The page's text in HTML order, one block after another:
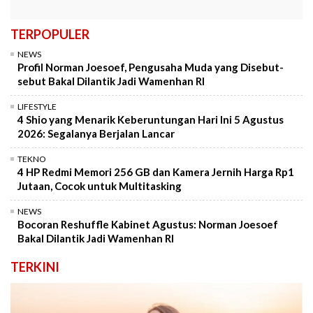
TERPOPULER
NEWS
Profil Norman Joesoef, Pengusaha Muda yang Disebut-
sebut Bakal Dilantik Jadi Wamenhan RI
LIFESTYLE
4 Shio yang Menarik Keberuntungan Hari Ini 5 Agustus
2026: Segalanya Berjalan Lancar
TEKNO
4 HP Redmi Memori 256 GB dan Kamera Jernih Harga Rp1
Jutaan, Cocok untuk Multitasking
NEWS
Bocoran Reshuffle Kabinet Agustus: Norman Joesoef
Bakal Dilantik Jadi Wamenhan RI
TERKINI